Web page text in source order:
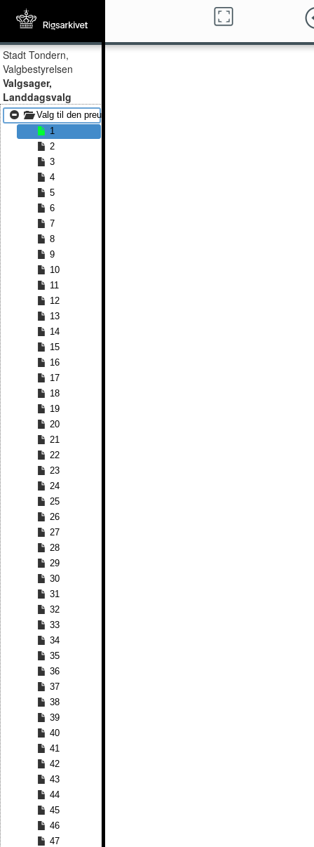
Stadt Tondern,
Valgbestyrelsen
Valgsager,
Landdagsvalg
Valg til den preussiske landdag 1867 - Valg til den preussiske
1
2
3
4
5
6
7
8
9
10
11
12
13
14
15
16
17
18
19
20
21
22
23
24
25
26
27
28
29
30
31
32
33
34
35
36
37
38
39
40
41
42
43
44
45
46
47